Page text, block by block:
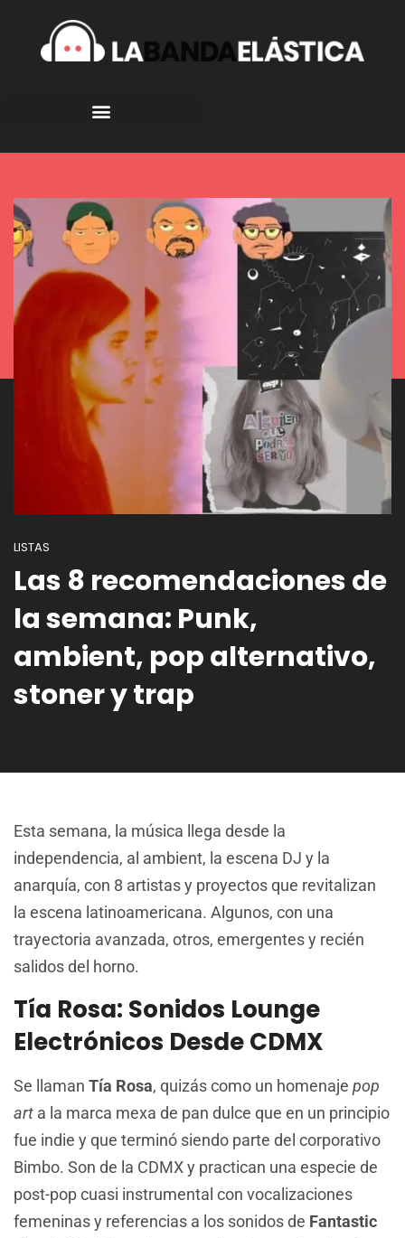
LISTAS
Las 8 recomendaciones de
la semana: Punk,
ambient, pop alternativo,
stoner y trap
Esta semana, la música llega desde la
independencia, al ambient, la escena DJ y la
anarquía, con 8 artistas y proyectos que revitalizan
la escena latinoamericana. Algunos, con una
trayectoria avanzada, otros, emergentes y recién
salidos del horno.
Tía Rosa: Sonidos Lounge
Electrónicos Desde CDMX
Se llaman Tía Rosa, quizás como un homenaje pop
art a la marca mexa de pan dulce que en un principio
fue indie y que terminó siendo parte del corporativo
Bimbo. Son de la CDMX y practican una especie de
post-pop cuasi instrumental con vocalizaciones
femeninas y referencias a los sonidos de Fantastic